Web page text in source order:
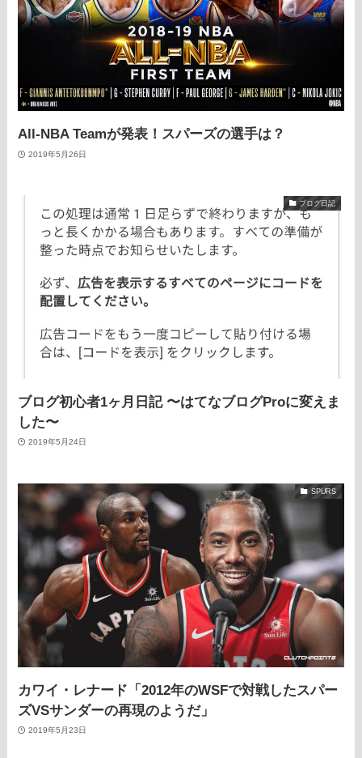
All-NBA Teamが発表！スパーズの選手は？
2019年5月26日
ブログ日記
ブログ初心者1ヶ月日記 〜はてなブログProに変えま
した〜
2019年5月24日
SPURS
カワイ・レナード「2012年のWSFで対戦したスパー
ズVSサンダーの再現のようだ」
2019年5月23日